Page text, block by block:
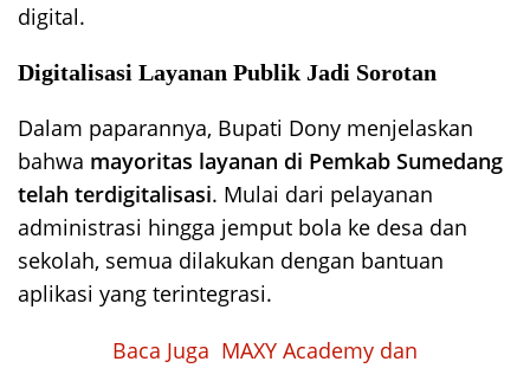
digital.
Digitalisasi Layanan Publik Jadi Sorotan
Dalam paparannya, Bupati Dony menjelaskan
bahwa mayoritas layanan di Pemkab Sumedang
telah terdigitalisasi. Mulai dari pelayanan
administrasi hingga jemput bola ke desa dan
sekolah, semua dilakukan dengan bantuan
aplikasi yang terintegrasi.
Baca Juga MAXY Academy dan